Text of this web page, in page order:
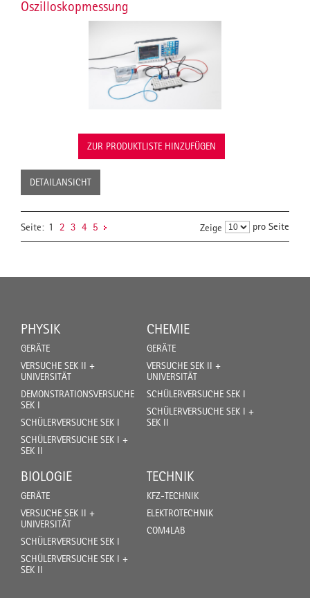
Oszilloskopmessung
ZUR PRODUKTLISTE HINZUFÜGEN
DETAILANSICHT
Seite: 1 2 3 4 5 Zeige pro Seite
PHYSIK
GERÄTE
VERSUCHE SEK II +
UNIVERSITÄT
DEMONSTRATIONSVERSUCHE
SEK I
SCHÜLERVERSUCHE SEK I
SCHÜLERVERSUCHE SEK I +
SEK II
CHEMIE
GERÄTE
VERSUCHE SEK II +
UNIVERSITÄT
SCHÜLERVERSUCHE SEK I
SCHÜLERVERSUCHE SEK I +
SEK II
BIOLOGIE
GERÄTE
VERSUCHE SEK II +
UNIVERSITÄT
SCHÜLERVERSUCHE SEK I
SCHÜLERVERSUCHE SEK I +
SEK II
TECHNIK
KFZ-TECHNIK
ELEKTROTECHNIK
COM4LAB